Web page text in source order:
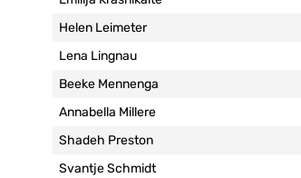
Helen Leimeter
Lena Lingnau
Beeke Mennenga
Annabella Millere
Shadeh Preston
Svantje Schmidt